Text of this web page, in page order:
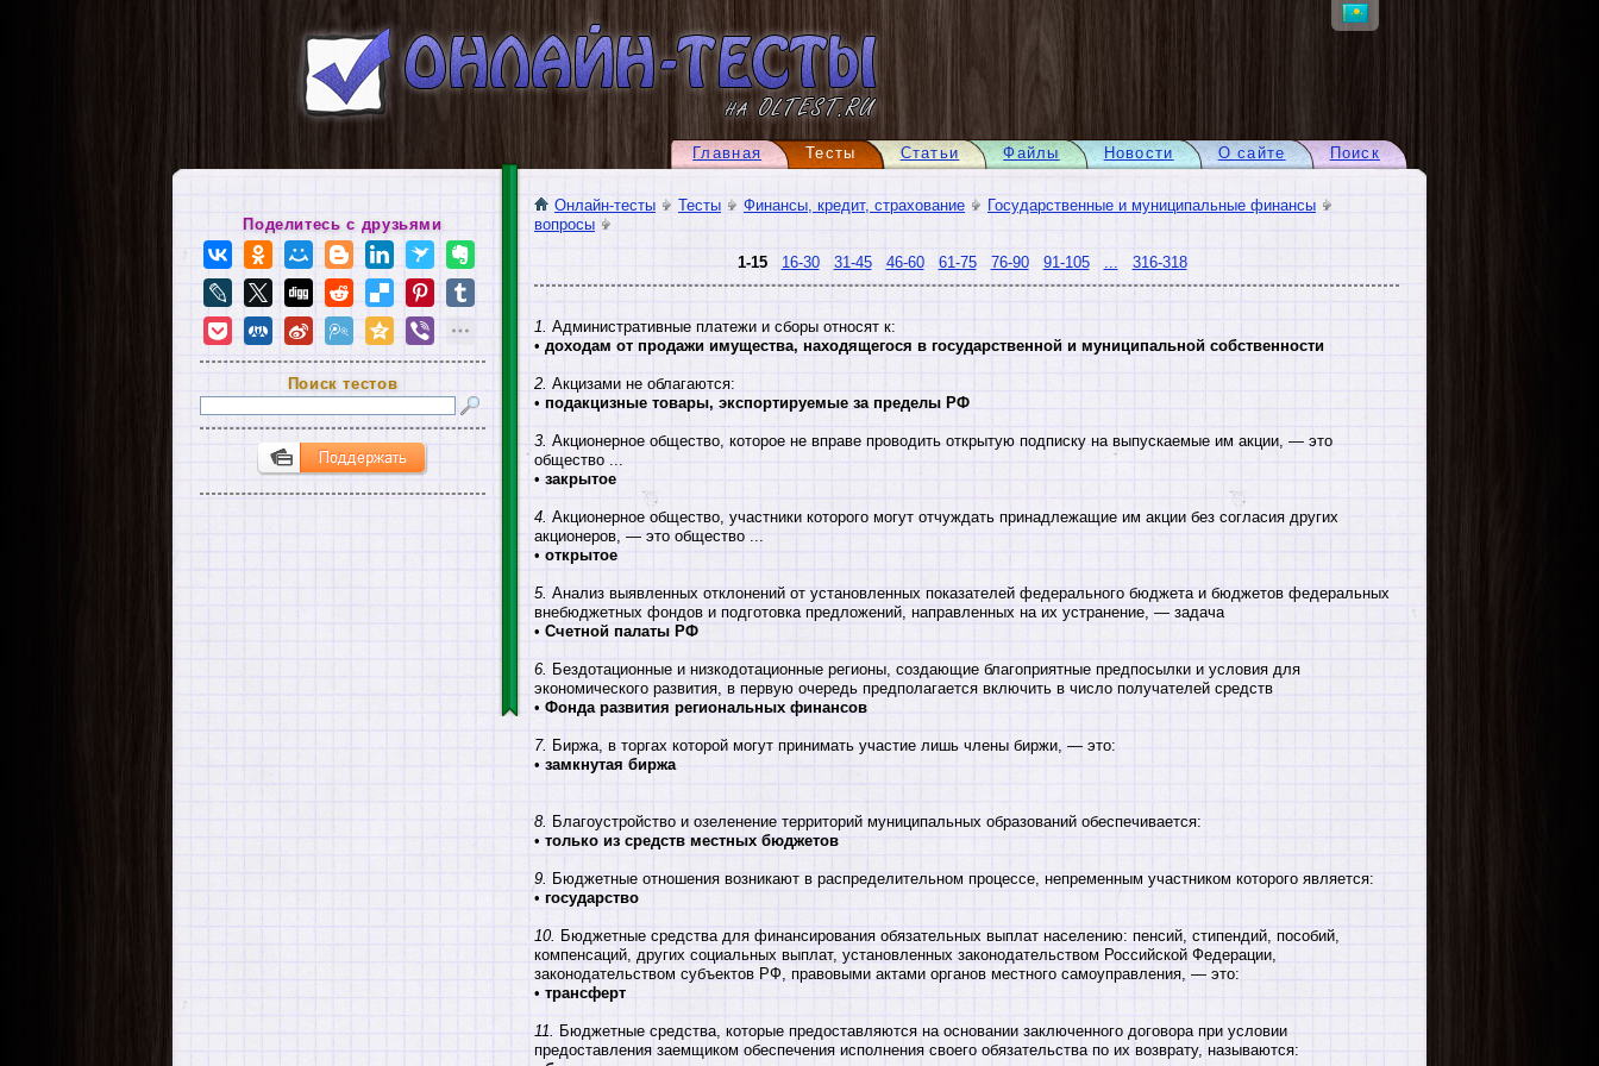
Поиск
О сайте
Новости
Файлы
Статьи
Тесты
Главная
Онлайн-тесты Тесты Финансы, кредит, страхование
Государственные и муниципальные финансы
вопросы
1-15 16-30 31-45 46-60 61-75 76-90 91-105 316-318
1. Административные платежи и сборы относят к:
• доходам от продажи имущества, находящегося в государственной и муниципальной собственности
2. Акцизами не облагаются:
• подакцизные товары, экспортируемые за пределы РФ
3. Акционерное общество, которое не вправе проводить открытую подписку на выпускаемые им акции, — это
общество ...
• закрытое
4. Акционерное общество, участники которого могут отчуждать принадлежащие им акции без согласия других
акционеров, — это общество ...
• открытое
5. Анализ выявленных отклонений от установленных показателей федерального бюджета и бюджетов федеральных
внебюджетных фондов и подготовка предложений, направленных на их устранение, — задача
• Счетной палаты РФ
6. Бездотационные и низкодотационные регионы, создающие благоприятные предпосылки и условия для
экономического развития, в первую очередь предполагается включить в число получателей средств
• Фонда развития региональных финансов
7. Биржа, в торгах которой могут принимать участие лишь члены биржи, — это:
• замкнутая биржа
8. Благоустройство и озеленение территорий муниципальных образований обеспечивается:
• только из средств местных бюджетов
9. Бюджетные отношения возникают в распределительном процессе, непременным участником которого является:
• государство
10. Бюджетные средства для финансирования обязательных выплат населению: пенсий, стипендий, пособий,
компенсаций, других социальных выплат, установленных законодательством Российской Федерации,
законодательством субъектов РФ, правовыми актами органов местного самоуправления, — это:
• трансферт
11.
Бюджетные средства, которые предоставляются на основании заключенного договора при условии
предоставления заемщиком обеспечения исполнения своего обязательства по их возврату, называются:
Поделитесь с друзьями
Поиск тестов